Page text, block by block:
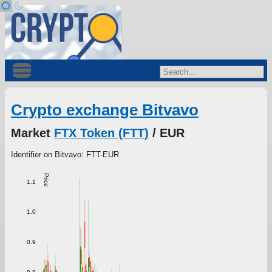
Crypto exchange Bitvavo
Market FTX Token (FTT) / EUR
Identifier on Bitvavo: FTT-EUR
Price
0.9
1.0
1.1